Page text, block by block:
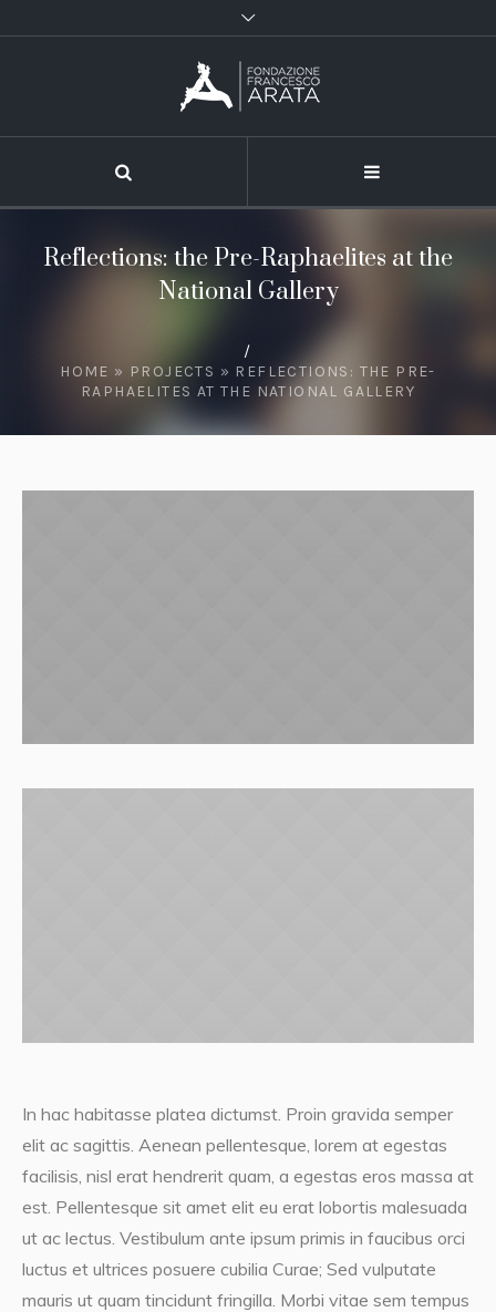
Reflections: the Pre-Raphaelites at the
National Gallery
/
HOME » PROJECTS » REFLECTIONS: THE PRE-
RAPHAELITES AT THE NATIONAL GALLERY
In hac habitasse platea dictumst. Proin gravida semper
elit ac sagittis. Aenean pellentesque, lorem at egestas
facilisis, nisl erat hendrerit quam, a egestas eros massa at
est. Pellentesque sit amet elit eu erat lobortis malesuada
ut ac lectus. Vestibulum ante ipsum primis in faucibus orci
luctus et ultrices posuere cubilia Curae; Sed vulputate
mauris ut quam tincidunt fringilla. Morbi vitae sem tempus